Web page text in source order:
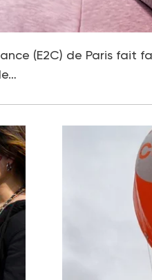
(E2C) de Paris fait